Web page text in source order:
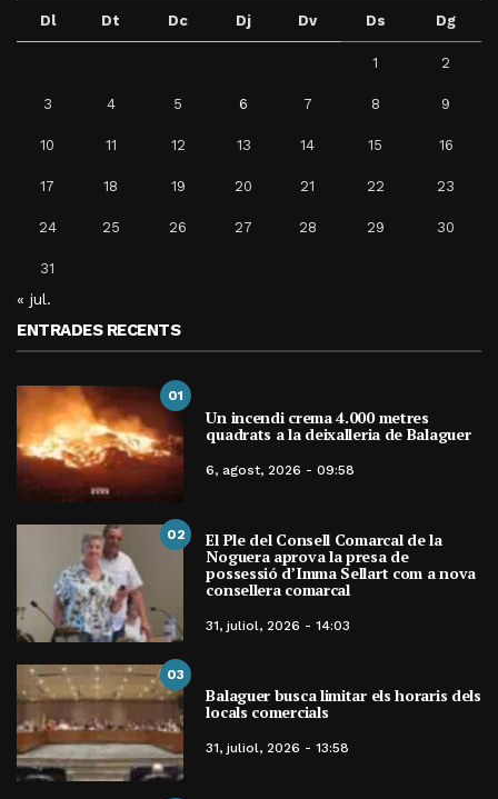
Dl Dt Dc Dj Dv Ds Dg
1 2
3 4 5 6 7 8 9
10 11 12 13 14 15 16
17 18 19 20 21 22 23
24 25 26 27 28 29 30
31
« jul.
ENTRADES RECENTS
01
Un incendi crema 4.000 metres
quadrats a la deixalleria de Balaguer
6, agost, 2026 - 09:58
02 El Ple del Consell Comarcal de la
Noguera aprova la presa de
possessió d’Imma Sellart com a nova
consellera comarcal
31, juliol, 2026 - 14:03
03
Balaguer busca limitar els horaris dels
locals comercials
31, juliol, 2026 - 13:58